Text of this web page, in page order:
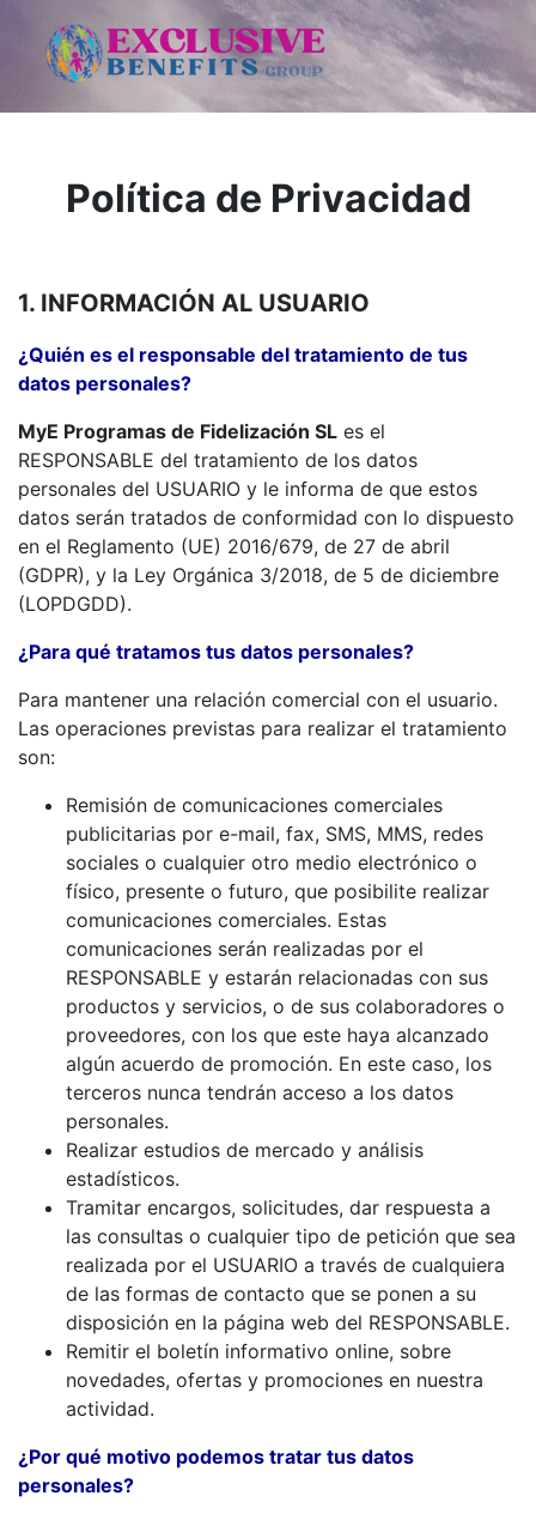
Política de Privacidad
1. INFORMACIÓN AL USUARIO
¿Quién es el responsable del tratamiento de tus
datos personales?
MyE Programas de Fidelización SL es el
RESPONSABLE del tratamiento de los datos
personales del USUARIO y le informa de que estos
datos serán tratados de conformidad con lo dispuesto
en el Reglamento (UE) 2016/679, de 27 de abril
(GDPR), y la Ley Orgánica 3/2018, de 5 de diciembre
(LOPDGDD).
¿Para qué tratamos tus datos personales?
Para mantener una relación comercial con el usuario.
Las operaciones previstas para realizar el tratamiento
son:
Remisión de comunicaciones comerciales
publicitarias por e-mail, fax, SMS, MMS, redes
sociales o cualquier otro medio electrónico o
físico, presente o futuro, que posibilite realizar
comunicaciones comerciales. Estas
comunicaciones serán realizadas por el
RESPONSABLE y estarán relacionadas con sus
productos y servicios, o de sus colaboradores o
proveedores, con los que este haya alcanzado
algún acuerdo de promoción. En este caso, los
terceros nunca tendrán acceso a los datos
personales.
Realizar estudios de mercado y análisis
estadísticos.
Tramitar encargos, solicitudes, dar respuesta a
las consultas o cualquier tipo de petición que sea
realizada por el USUARIO a través de cualquiera
de las formas de contacto que se ponen a su
disposición en la página web del RESPONSABLE.
Remitir el boletín informativo online, sobre
novedades, ofertas y promociones en nuestra
actividad.
¿Por qué motivo podemos tratar tus datos
personales?